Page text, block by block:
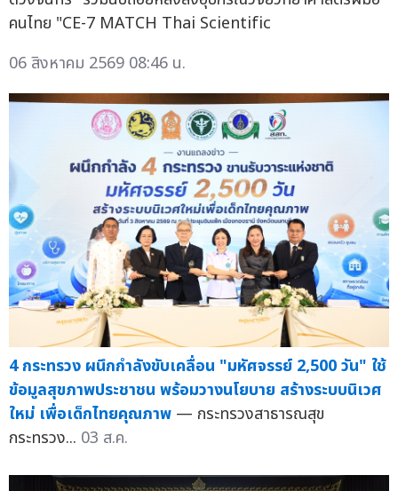
คนไทย "CE-7 MATCH Thai Scientific
06 สิงหาคม 2569 08:46 น.
4 กระทรวง ผนึกกำลังขับเคลื่อน "มหัศจรรย์ 2,500 วัน" ใช้
ข้อมูลสุขภาพประชาชน พร้อมวางนโยบาย สร้างระบบนิเวศ
ใหม่ เพื่อเด็กไทยคุณภาพ — กระทรวงสาธารณสุข
กระทรวง... 03 ส.ค.